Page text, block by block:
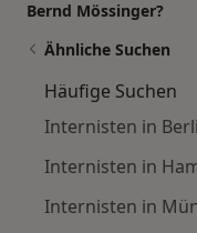
Bernd Mössinger?
Ähnliche Suchen
Häufige Suchen
Internisten in
Internisten in
Internisten in